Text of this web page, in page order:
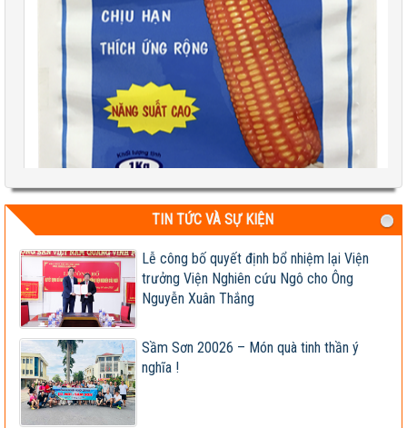
Test 2
TIN TỨC VÀ SỰ KIỆN
Lễ công bố quyết định bổ nhiệm lại Viện
trưởng Viện Nghiên cứu Ngô cho Ông
Nguyễn Xuân Thắng
Sầm Sơn 20026 – Món quà tinh thần ý
nghĩa !